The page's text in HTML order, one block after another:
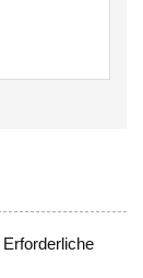
Erforderliche